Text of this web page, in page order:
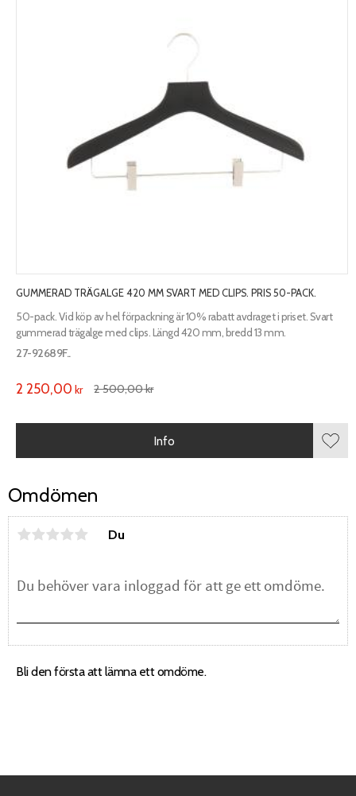
Omdömen
Du
Bli den första att lämna ett omdöme.
GUMMERAD TRÄGALGE 420 MM SVART MED CLIPS. PRIS 50-PACK.
50-pack. Vid köp av hel förpackning är 10% rabatt avdraget i priset. Svart
gummerad trägalge med clips. Längd 420 mm, bredd 13 mm.
27-92689F..
2 250,00 kr 2 500,00kr
Info